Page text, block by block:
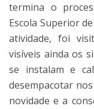
termina o
Escola Superior
atividade, foi
visíveis ainda os
se instalam e
desempacotar
novidade e a